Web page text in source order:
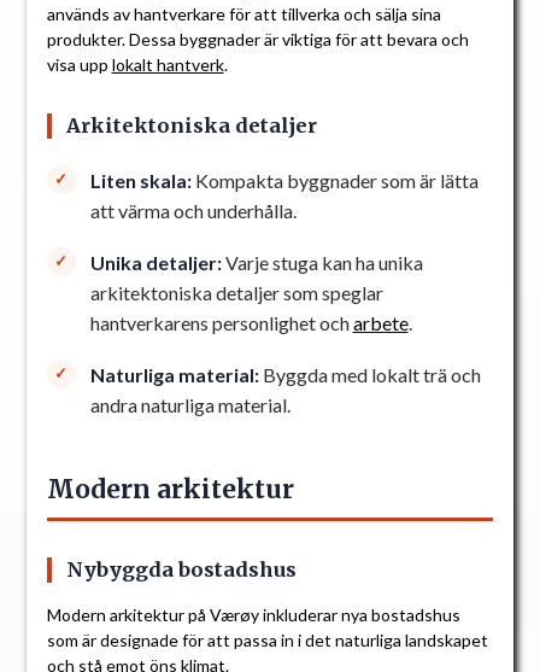
används av hantverkare för att tillverka och sälja sina
produkter. Dessa byggnader är viktiga för att bevara och
visa upp lokalt hantverk.
Arkitektoniska detaljer
Liten skala:Kompakta byggnader som är lätta
att värma och underhålla.
Unika detaljer:Varje stuga kan ha unika
arkitektoniska detaljer som speglar
hantverkarens personlighet ocharbete.
Naturliga material:Byggda med lokalt trä och
andra naturliga material.
Modern arkitektur
Nybyggda bostadshus
Modern arkitektur på Værøy inkluderar nya bostadshus
som är designade för att passa in i det naturliga landskapet
och stå emot öns klimat.